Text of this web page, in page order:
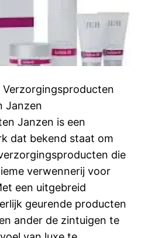
Janzen
Janzen is een
dat bekend staat om
die
verwennerij voor
een uitgebreid
geurende producten
ander de zintuigen te